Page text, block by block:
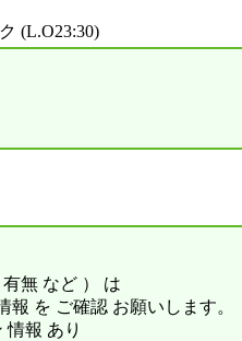
(L.O23:30)
無 など ） は
報 を ご確認 お願いします。
報 あり